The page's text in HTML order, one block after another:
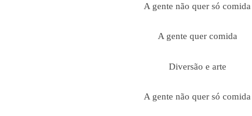
A gente não quer só comida
A gente quer comida
Diversão e arte
A gente não quer só comida